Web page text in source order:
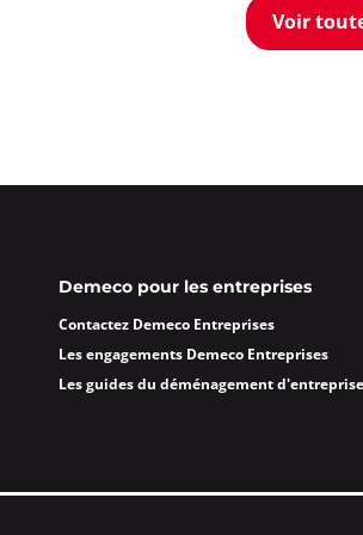
Plus d'informations
de 14:00 à 17:00
Voir
Demeco pour les entreprises
Contactez Demeco Entreprises
Les engagements Demeco Entreprises
Les guides du déménagement d'entreprise